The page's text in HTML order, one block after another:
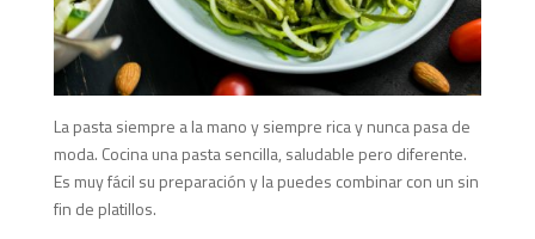
La pasta siempre a la mano y siempre rica y nunca pasa de
moda. Cocina una pasta sencilla, saludable pero diferente.
Es muy fácil su preparación y la puedes combinar con un sin
fin de platillos.